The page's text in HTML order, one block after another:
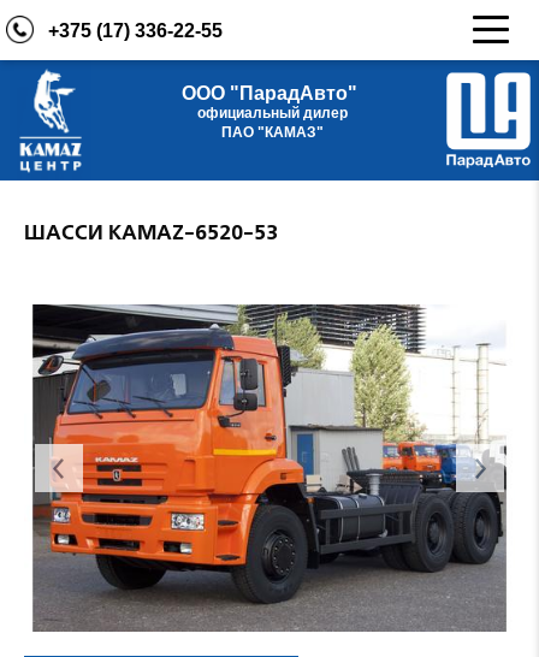
+375 (17) 336-22-55
ООО "ПарадАвто"
официальный дилер
ПАО "КАМАЗ"
ШАССИ KАМАZ-6520-53